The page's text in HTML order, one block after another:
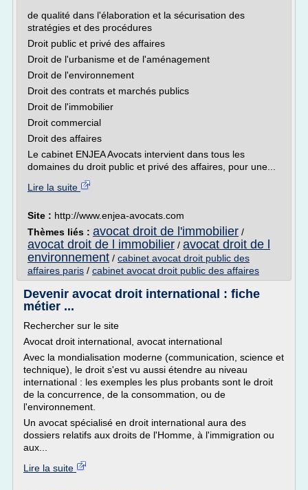
de qualité dans l'élaboration et la sécurisation des
stratégies et des procédures
Droit public et privé des affaires
Droit de l'urbanisme et de l'aménagement
Droit de l'environnement
Droit des contrats et marchés publics
Droit de l'immobilier
Droit commercial
Droit des affaires
Le cabinet ENJEA Avocats intervient dans tous les
domaines du droit public et privé des affaires, pour une...
Lire la suite
Site : http://www.enjea-avocats.com
Thèmes liés : avocat droit de l'immobilier /
avocat droit de l immobilier / avocat droit de l
environnement / cabinet avocat droit public des
affaires paris / cabinet avocat droit public des affaires
Devenir avocat droit international : fiche
métier ...
Rechercher sur le site
Avocat droit international, avocat international
Avec la mondialisation moderne (communication, science et
technique), le droit s'est vu aussi étendre au niveau
international : les exemples les plus probants sont le droit
de la concurrence, de la consommation, ou de
l'environnement.
Un avocat spécialisé en droit international aura des
dossiers relatifs aux droits de l'Homme, à l'immigration ou
aux...
Lire la suite